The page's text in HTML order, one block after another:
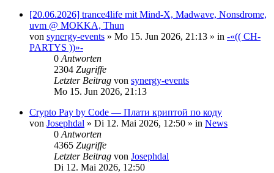
[20.06.2026] trance4life mit Mind-X, Madwave, Nonsdrome,
uvm @ MOKKA, Thun
von synergy-events » Mo 15. Jun 2026, 21:13 » in -«(( CH-
PARTYS ))»-
0 Antworten
2304 Zugriffe
Letzter Beitrag von synergy-events
Mo 15. Jun 2026, 21:13
Crypto Pay by Code — Плати криптой по коду
von Josephdal » Di 12. Mai 2026, 12:50 » in News
0 Antworten
4365 Zugriffe
Letzter Beitrag von Josephdal
Di 12. Mai 2026, 12:50